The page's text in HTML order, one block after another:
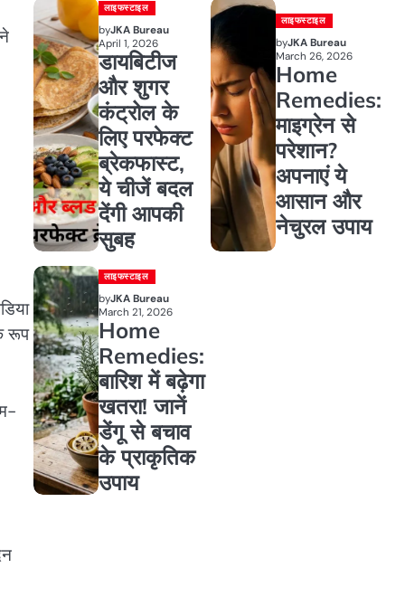
रूप
लाइफस्टाइल
byJKA Bureau
April 1, 2026
डायबिटीज
और शुगर
कंट्रोल के
लिए परफेक्ट
ब्रेकफास्ट,
ये चीजें बदल
देंगी आपकी
सुबह
लाइफस्टाइल
byJKA Bureau
March 26, 2026
Home
Remedies:
माइग्रेन से
परेशान?
अपनाएं ये
आसान और
नेचुरल उपाय
लाइफस्टाइल
byJKA Bureau
March 21, 2026
Home
Remedies:
बारिश में बढ़ेगा
खतरा! जानें
डेंगू से बचाव
के प्राकृतिक
उपाय